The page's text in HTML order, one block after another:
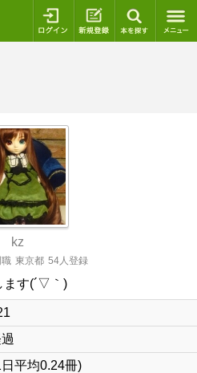
ログイン 新規登録
kz
東京都 54人登録
ます(´▽｀)
平均0.24冊)